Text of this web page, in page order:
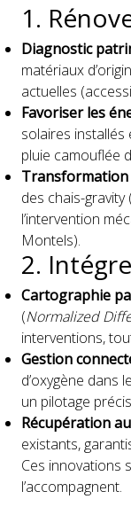
1.
Diagnostic
matériaux
actuelles
Favoriser les
solaires
pluie camouflée
Transformation
des chais-
l’intervention
Montels).
2.
Cartographie
(Normalized
interventions,
Gestion
d’oxygène dans
un pilotage
Récupération
existants,
Ces innovations
l’accompagnent.